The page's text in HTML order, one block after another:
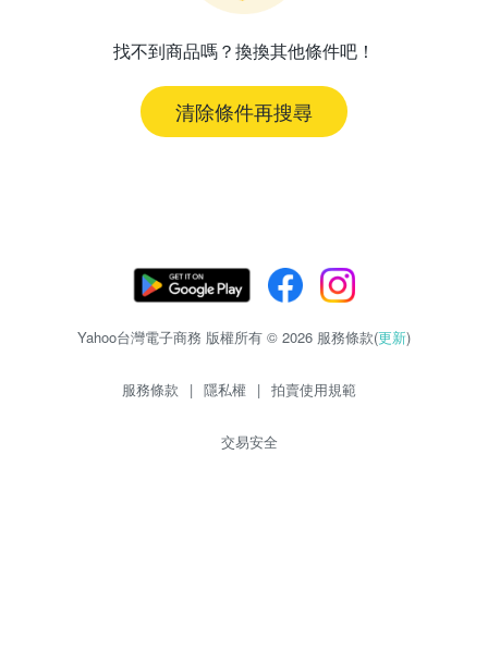
找不到商品嗎？換換其他條件吧！
清除條件再搜尋
Yahoo台灣電子商務 版權所有 © 2026 服務條款(更新)
服務條款 | 隱私權 | 拍賣使用規範
交易安全